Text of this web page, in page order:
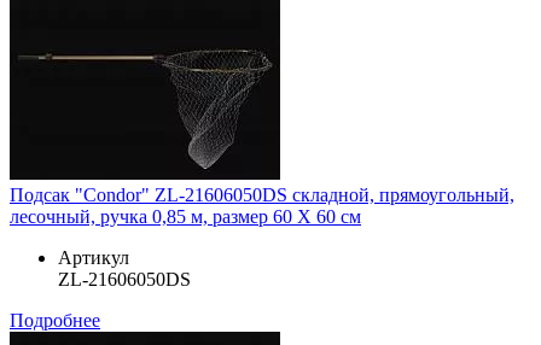
Подсак "Condor" ZL-21606050DS складной, прямоугольный,
лесочный, ручка 0,85 м, размер 60 Х 60 см
Артикул
ZL-21606050DS
Подробнее